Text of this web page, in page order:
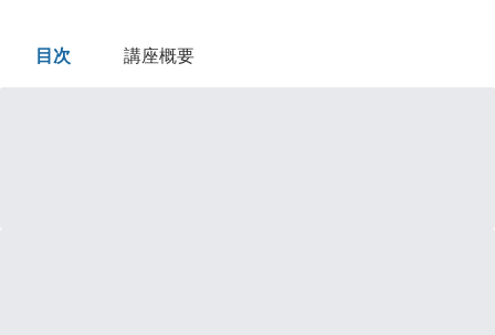
目次 講座概要